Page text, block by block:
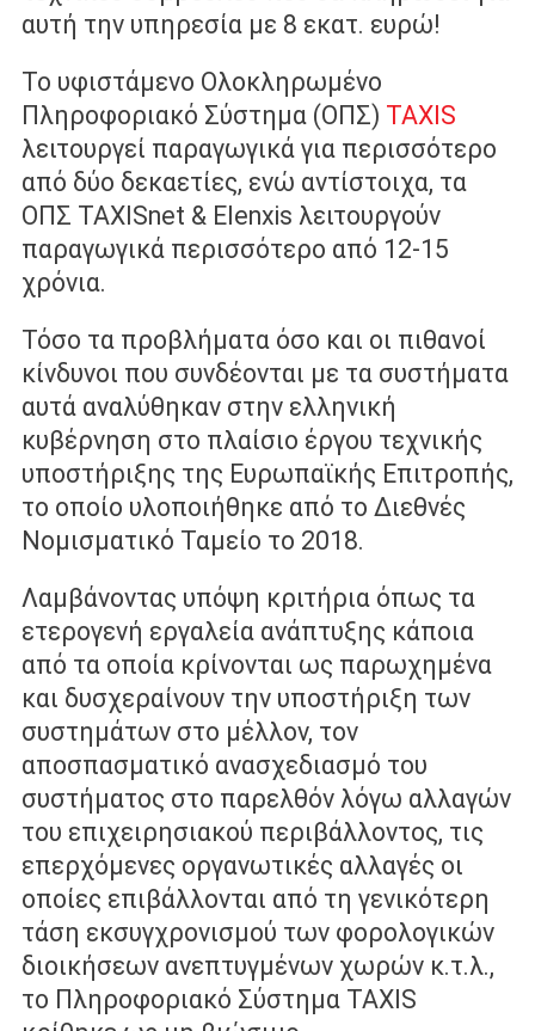
αυτή την υπηρεσία με 8 εκατ. ευρώ!
Το υφιστάμενο Ολοκληρωμένο
Πληροφοριακό Σύστημα (ΟΠΣ) TAXIS
λειτουργεί παραγωγικά για περισσότερο
από δύο δεκαετίες, ενώ αντίστοιχα, τα
ΟΠΣ TAXISnet & Elenxis λειτουργούν
παραγωγικά περισσότερο από 12-15
χρόνια.
Τόσο τα προβλήματα όσο και οι πιθανοί
κίνδυνοι που συνδέονται με τα συστήματα
αυτά αναλύθηκαν στην ελληνική
κυβέρνηση στο πλαίσιο έργου τεχνικής
υποστήριξης της Ευρωπαϊκής Επιτροπής,
το οποίο υλοποιήθηκε από το Διεθνές
Νομισματικό Ταμείο το 2018.
Λαμβάνοντας υπόψη κριτήρια όπως τα
ετερογενή εργαλεία ανάπτυξης κάποια
από τα οποία κρίνονται ως παρωχημένα
και δυσχεραίνουν την υποστήριξη των
συστημάτων στο μέλλον, τον
αποσπασματικό ανασχεδιασμό του
συστήματος στο παρελθόν λόγω αλλαγών
του επιχειρησιακού περιβάλλοντος, τις
επερχόμενες οργανωτικές αλλαγές οι
οποίες επιβάλλονται από τη γενικότερη
τάση εκσυγχρονισμού των φορολογικών
διοικήσεων ανεπτυγμένων χωρών κ.τ.λ.,
το Πληροφοριακό Σύστημα TAXIS